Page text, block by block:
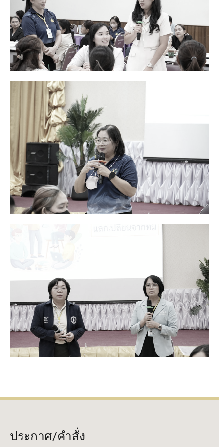
ประกาศ/คำสั่ง